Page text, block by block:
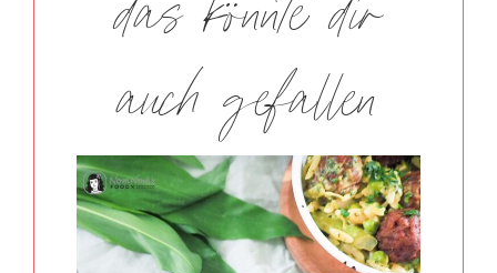
auch gefallen